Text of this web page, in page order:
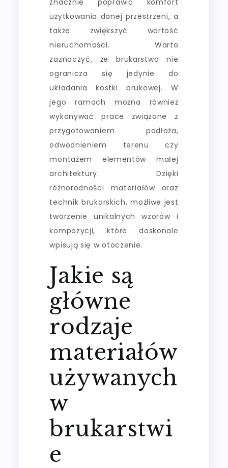
użytkowania danej przestrzeni, a
także zwiększyć wartość
nieruchomości. Warto
zaznaczyć, że brukarstwo nie
ogranicza się jedynie do
układania kostki brukowej. W
jego ramach można również
wykonywać prace związane z
przygotowaniem podłoża,
odwodnieniem terenu czy
montażem elementów małej
architektury. Dzięki
różnorodności materiałów oraz
technik brukarskich, możliwe jest
tworzenie unikalnych wzorów i
kompozycji, które doskonale
wpisują się w otoczenie.
Jakie są
główne
rodzaje
materiałów
używanych
w
brukarstwi
e